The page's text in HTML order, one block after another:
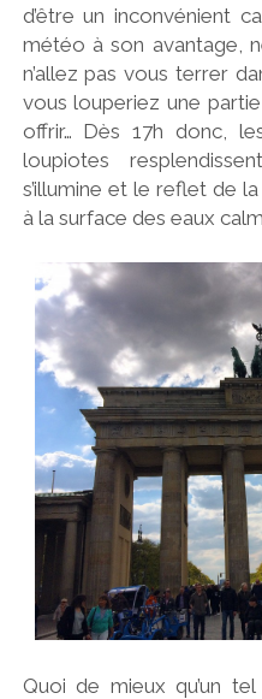
d’être un inconvénient
météo à son avantage,
n’allez pas vous terrer
vous louperiez une
offrir… Dès 17h donc,
loupiotes
s’illumine et le reflet de
à la surface des eaux
Quoi de mieux qu’un